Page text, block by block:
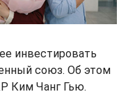
инвестировать
союз. Об этом
Ким Чанг Гью.